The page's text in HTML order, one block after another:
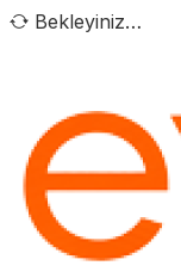
Bekleyiniz…